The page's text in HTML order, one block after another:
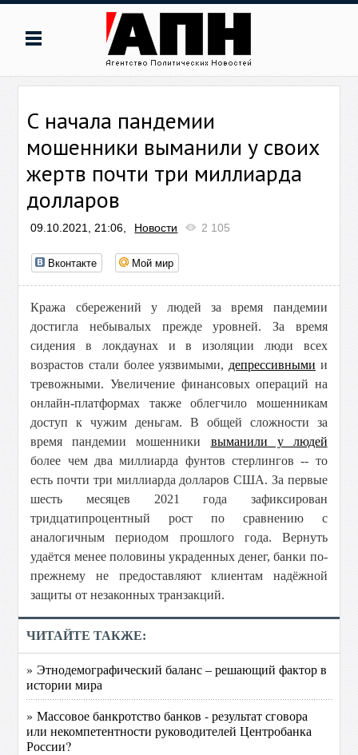
С начала пандемии
мошенники выманили у своих
жертв почти три миллиарда
долларов
09.10.2021, 21:06, Новости 2 105
Вконтакте Мой мир
Кража сбережений у людей за время пандемии
достигла небывалых прежде уровней. За время
сидения в локдаунах и в изоляции люди всех
возрастов стали более уязвимыми, депрессивными и
тревожными. Увеличение финансовых операций на
онлайн-платформах также облегчило мошенникам
доступ к чужим деньгам. В общей сложности за
время пандемии мошенники выманили у людей
более чем два миллиарда фунтов стерлингов -- то
есть почти три миллиарда долларов США. За первые
шесть месяцев 2021 года зафиксирован
тридцатипроцентный рост по сравнению с
аналогичным периодом прошлого года. Вернуть
удаётся менее половины украденных денег, банки по-
прежнему не предоставляют клиентам надёжной
защиты от незаконных транзакций.
ЧИТАЙТЕ ТАКЖЕ:
» Этнодемографический баланс – решающий фактор в
истории мира
» Массовое банкротство банков - результат сговора
или некомпетентности руководителей Центробанка
России?